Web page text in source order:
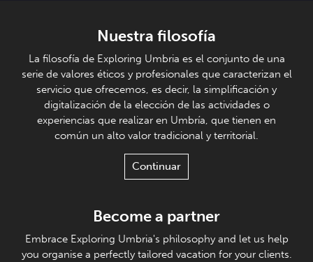
Nuestra filosofía
La filosofía de Exploring Umbria es el conjunto de una
serie de valores éticos y profesionales que caracterizan el
servicio que ofrecemos, es decir, la simplificación y
digitalización de la elección de las actividades o
experiencias que realizar en Umbría, que tienen en
común un alto valor tradicional y territorial.
Continuar
Become a partner
Embrace Exploring Umbria's philosophy and let us help
you organise a perfectly tailored vacation for your clients.